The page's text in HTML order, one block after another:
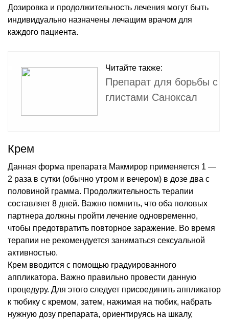
Дозировка и продолжительность лечения могут быть
индивидуально назначены лечащим врачом для
каждого пациента.
Читайте также:
Препарат для борьбы с
глистами Саноксал
Крем
Данная форма препарата Макмирор применяется 1 —
2 раза в сутки (обычно утром и вечером) в дозе два с
половиной грамма. Продолжительность терапии
составляет 8 дней. Важно помнить, что оба половых
партнера должны пройти лечение одновременно,
чтобы предотвратить повторное заражение. Во время
терапии не рекомендуется заниматься сексуальной
активностью.
Крем вводится с помощью градуированного
аппликатора. Важно правильно провести данную
процедуру. Для этого следует присоединить аппликатор
к тюбику с кремом, затем, нажимая на тюбик, набрать
нужную дозу препарата, ориентируясь на шкалу,